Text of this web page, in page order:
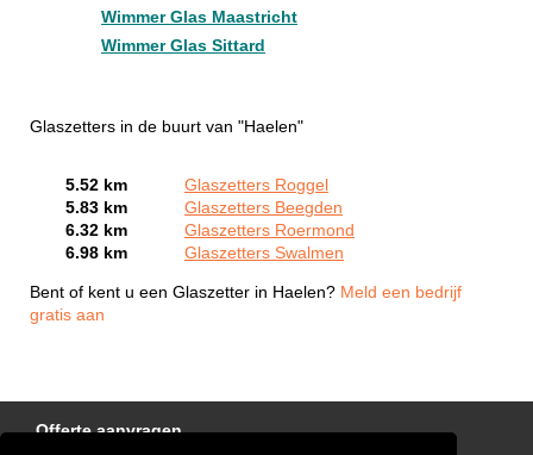
Wimmer Glas Maastricht
Wimmer Glas Sittard
Glaszetters in de buurt van "Haelen"
5.52 km
Glaszetters Roggel
5.83 km
Glaszetters Beegden
6.32 km
Glaszetters Roermond
6.98 km
Glaszetters Swalmen
Bent of kent u een Glaszetter in Haelen? Meld een bedrijf
gratis aan
Offerte aanvragen